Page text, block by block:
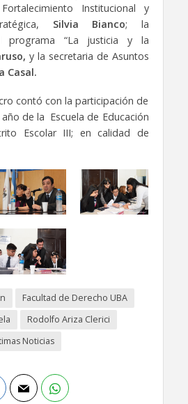
Institucional y
Silvia Bianco; la
programa “La justicia y la
y la secretaria de Asuntos
Casal.
contó con la participación de
de la Escuela de Educación
Escolar III; en calidad de
Facultad de Derecho UBA
Rodolfo Ariza Clerici
Noticias